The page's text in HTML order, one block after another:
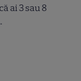
ai 3 sau 8